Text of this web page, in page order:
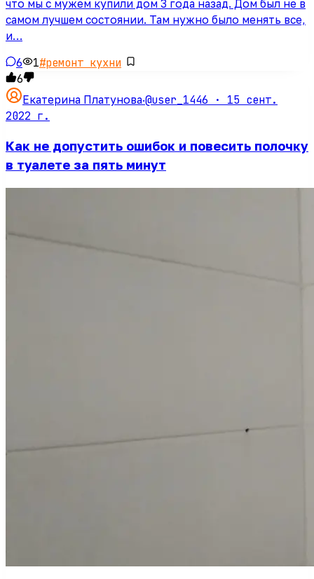
что мы с мужем купили дом 3 года назад. Дом был не в
самом лучшем состоянии. Там нужно было менять все,
и…
6 1#ремонт кухни
6
Екатерина Платунова·@user_1446 · 15 сент.
2022 г.
Как не допустить ошибок и повесить полочку
в туалете за пять минут